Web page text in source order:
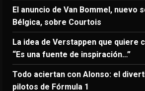
El anuncio de Van Bommel, nuevo
Bélgica, sobre Courtois
La idea de Verstappen que quiere
“Es una fuente de inspiración…”
Todo aciertan con Alonso: el
pilotos de Fórmula 1